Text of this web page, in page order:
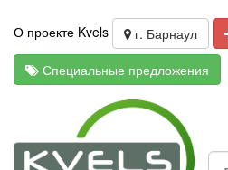
О проекте Kvels г. Барнаул
Специальные предложения